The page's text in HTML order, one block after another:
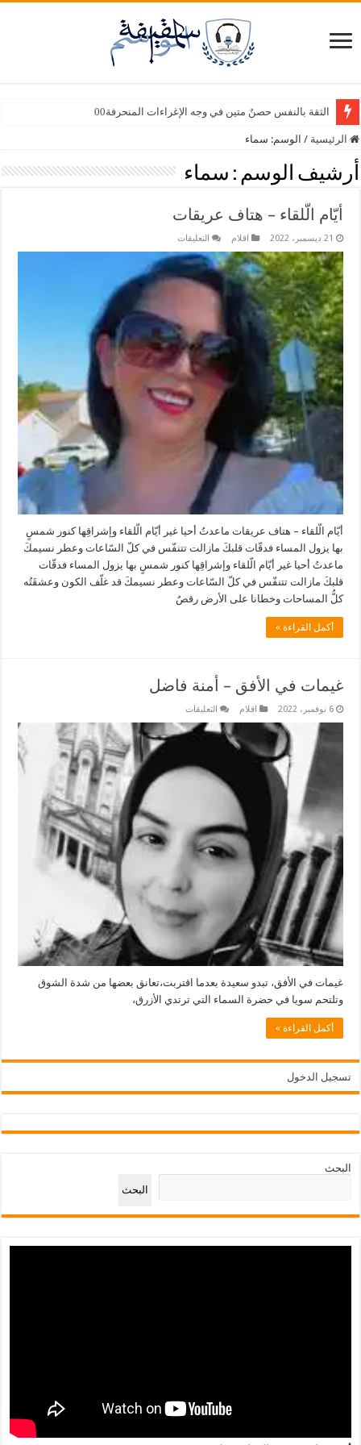
الثقة بالنفس حصنٌ متين في وجه الإغراءات المنحرفة00
الرئيسية / الوسم: سماء
أرشيف الوسم : سماء
أيّام الّلقاء – هتاف عريقات
21 ديسمبر، 2022 اقلام التعليقات
الّلقاء
هتاف
عريقات
أيّام الّلقاء – هتاف عريقات ماعدتُ أحيا غير أيّام الّلقاء وإشراقِها كنور شمسٍ
بها يزول المساء فدقّات قلبكَ مازالت تتنفّس في كلّ السّاعات وعطر نسيمكَ
ماعدتُ أحيا غير أيّام الّلقاء وإشراقِها كنور شمسٍ بها يزول المساء فدقّات
قلبكَ مازالت تتنفّس في كلّ السّاعات وعطر نسيمكَ قد غلّف الكون وعشقَتُه
كلُّ المساحات وخطانا على الأرض رقصٌ
أكمل القراءة »
غيمات في الأفق – أمنة فاضل
6 نوفمبر، 2022 اقلام التعليقات
في
الأفق
فاضل
غيمات في الأفق، تبدو سعيدة بعدما اقتربت،تعانق بعضها من شدة الشوق
وتلتحم سويا في حضرة السماء التي ترتدي الأزرق،
أكمل القراءة »
تسجيل الدخول
البحث
البحث